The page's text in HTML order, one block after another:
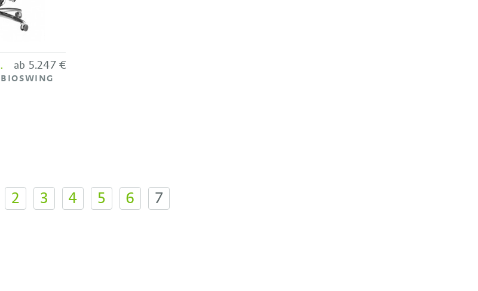
BIOSWING ab 5.247 €
2 3 4 5 6 7